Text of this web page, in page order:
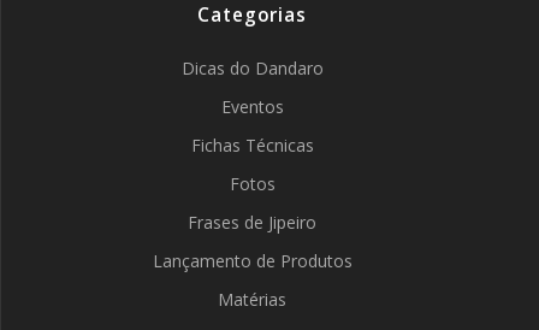
Categorias
Dicas do Dandaro
Eventos
Fichas Técnicas
Fotos
Frases de Jipeiro
Lançamento de Produtos
Matérias